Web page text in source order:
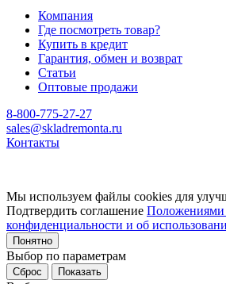
Компания
Где посмотреть товар?
Купить в кредит
Гарантия, обмен и возврат
Статьи
Оптовые продажи
8-800-775-27-27
sales@skladremonta.ru
Контакты
Мы используем файлы cookies для
Подтвердить соглашение Положениями
конфиденциальности и об
Понятно
Выбор по параметрам
Сброс Показать